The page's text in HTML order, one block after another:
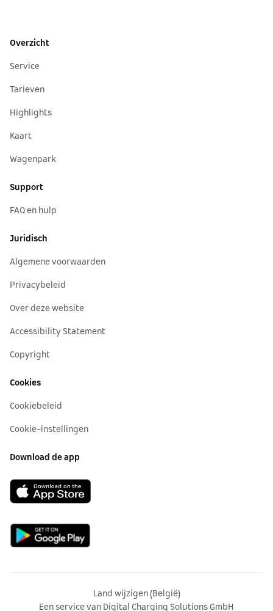
Overzicht
Service
Tarieven
Highlights
Kaart
Wagenpark
Support
FAQ en hulp
Juridisch
Algemene voorwaarden
Privacybeleid
Over deze website
Accessibility Statement
Copyright
Cookies
Cookiebeleid
Cookie-instellingen
Download de app
Land wijzigen (België)
Een service van Digital Charging Solutions GmbH